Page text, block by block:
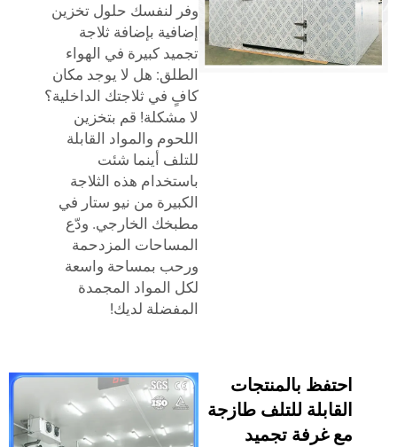
وفر لنفسك حلول تخزين
إضافية بإضافة ثلاجة
تجميد كبيرة في الهواء
الطلق: هل لا يوجد مكان
كافٍ في ثلاجتك الداخلية؟
لا مشكلة! قم بتخزين
اللحوم والمواد القابلة
للتلف أينما شئت
باستخدام هذه الثلاجة
الكبيرة من نيو ستار في
مطبخك الخارجي. ودّع
المساحات المزدحمة
ورحب بمساحة واسعة
لكل المواد المجمدة
المفضلة لديك!
بالمنتجات
للتلف طازجة
تجميد